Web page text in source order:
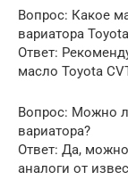
Вопрос: Какое
вариатора
Ответ:
масло Toyota
Вопрос: Можно
вариатора?
Ответ: Да,
аналоги от